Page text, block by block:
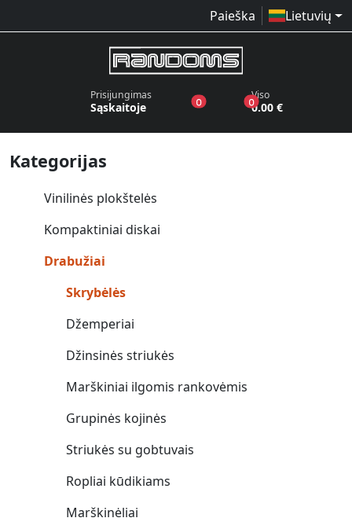
Paieška Lietuvių
Prisijungimas
Sąskaitoje 0produktai pageidavimų sąraše
0produktai
Viso
0.00 €
Kategorijas
Vinilinės plokštelės
Kompaktiniai diskai
Drabužiai
Skrybėlės
Džemperiai
Džinsinės striukės
Marškiniai ilgomis rankovėmis
Grupinės kojinės
Striukės su gobtuvais
Ropliai kūdikiams
Marškinėliai